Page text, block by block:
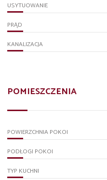
USYTUOWANIE
PRĄD
KANALIZACJA
POMIESZCZENIA
POWIERZCHNIA POKOI
PODŁOGI POKOI
TYP KUCHNI